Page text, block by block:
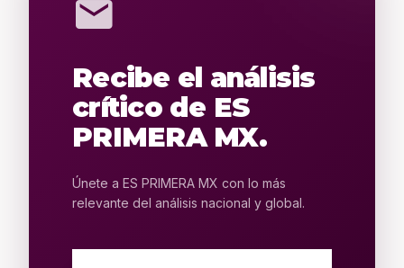
mail
Recibe el análisis
crítico de ES
PRIMERA MX.
Únete a ES PRIMERA MX con lo más
relevante del análisis nacional y global.